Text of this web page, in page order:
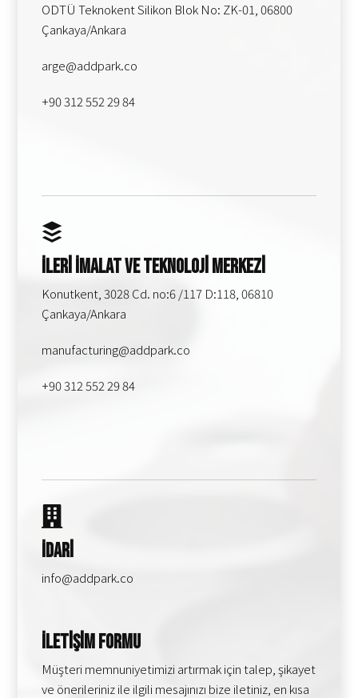
ODTÜ Teknokent Silikon Blok No: ZK-01, 06800
Çankaya/Ankara
arge@addpark.co
+90 312 552 29 84
İleri İmalat ve Teknoloji Merkezi
Konutkent, 3028 Cd. no:6 /117 D:118, 06810
Çankaya/Ankara
manufacturing@addpark.co
+90 312 552 29 84
İdari
info@addpark.co
İletişim Formu
Müşteri memnuniyetimizi artırmak için talep, şikayet
ve önerileriniz ile ilgili mesajınızı bize iletiniz, en kısa